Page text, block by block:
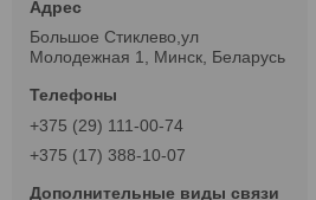
Большое Стиклево,ул
Молодежная 1, Минск, Беларусь
+375 (29) 111-00-74
+375 (17) 388-10-07